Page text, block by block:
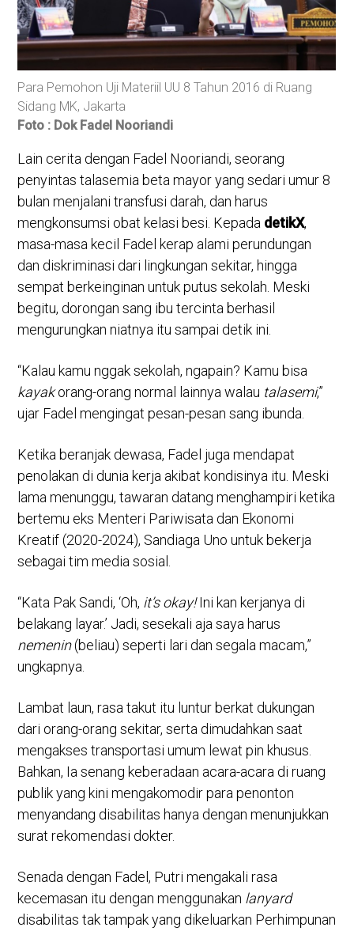
Direktur Jenderal Rehabilitasi Sosial, Supomo Memberi
Keterangan dalam Sidang Uji Materiil UU 8 Tahun 2016.
Foto : Dok Fadel Nooriandi
Lain cerita dengan Fadel Nooriandi, seorang
penyintas talasemia beta mayor yang sedari umur 8
bulan menjalani transfusi darah, dan harus
mengkonsumsi obat kelasi besi. Kepada detikX,
masa-masa kecil Fadel kerap alami perundungan
dan diskriminasi dari lingkungan sekitar, hingga
sempat berkeinginan untuk putus sekolah. Meski
begitu, dorongan sang ibu tercinta berhasil
mengurungkan niatnya itu sampai detik ini.
“Kalau kamu nggak sekolah, ngapain? Kamu bisa
kayakorang-orang normal lainnya walau talasemi,”
ujar Fadel mengingat pesan-pesan sang ibunda.
Ketika beranjak dewasa, Fadel juga mendapat
penolakan di dunia kerja akibat kondisinya itu. Meski
lama menunggu, tawaran datang menghampiri ketika
bertemu eks Menteri Pariwisata dan Ekonomi
Kreatif (2020-2024), Sandiaga Uno untuk bekerja
sebagai tim media sosial.
“Kata Pak Sandi, ‘Oh, it’s okay!Ini kan kerjanya di
belakang layar.’ Jadi, sesekali aja saya harus
nemenin(beliau) seperti lari dan segala macam,”
ungkapnya.
Lambat laun, rasa takut itu luntur berkat dukungan
dari orang-orang sekitar, serta dimudahkan saat
mengakses transportasi umum lewat pin khusus.
Bahkan, Ia senang keberadaan acara-acara di ruang
publik yang kini mengakomodir para penonton
menyandang disabilitas hanya dengan menunjukkan
surat rekomendasi dokter.
Senada dengan Fadel, Putri mengakali rasa
kecemasan itu dengan menggunakan lanyard
disabilitas tak tampak yang dikeluarkan Perhimpunan